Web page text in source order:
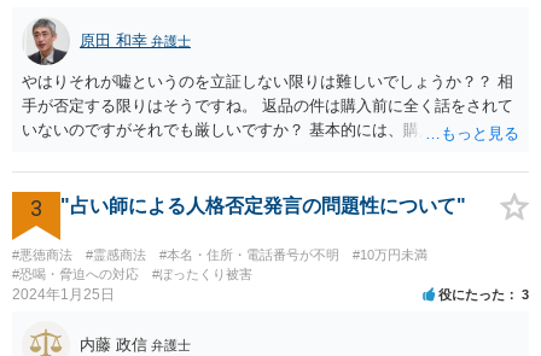
原田 和幸 弁護士
やはりそれが嘘というのを立証しない限りは難しいでしょうか？？ 相
手が否定する限りはそうですね。 返品の件は購入前に全く話をされて
いないのですがそれでも厳しいですか？ 基本的には、購入したのであ
3 "占い師による人格否定発言の問題性について"
#悪徳商法 #霊感商法 #本名・住所・電話番号が不明
#10万円未満
#恐喝・脅迫への対応
#ぼったくり被害
2024年1月25日 役にたった 3
内藤 政信 弁護士